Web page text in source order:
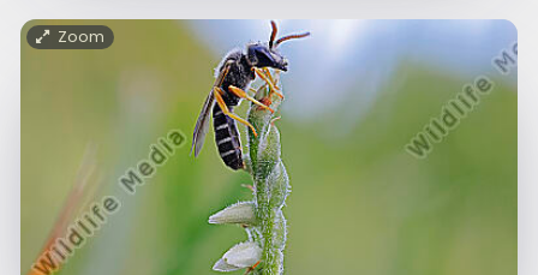
Zoom